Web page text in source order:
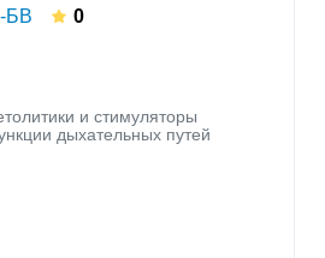
БВ 0
и стимуляторы
дыхательных путей